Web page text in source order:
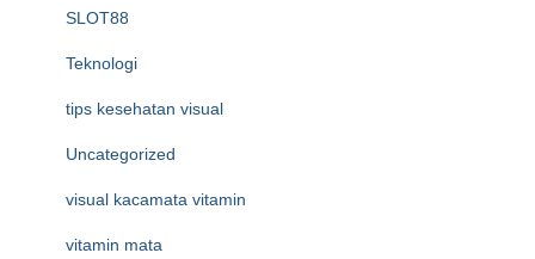
SLOT88
Teknologi
tips kesehatan visual
Uncategorized
visual kacamata vitamin
vitamin mata